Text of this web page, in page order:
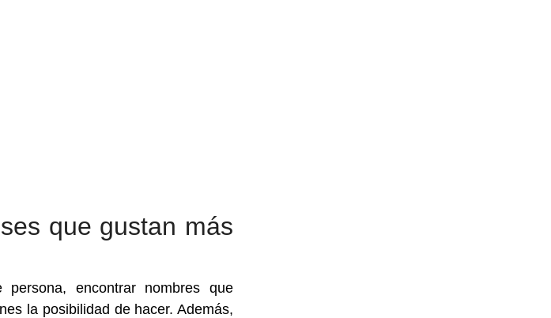
que gustan más
encontrar nombres que
la posibilidad de hacer. Además,